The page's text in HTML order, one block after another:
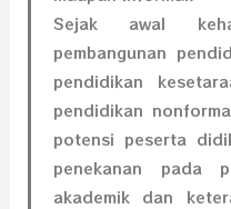
Sejak awal
pembangunan
pendidikan
pendidikan
potensi peserta
penekanan pada
akademik dan